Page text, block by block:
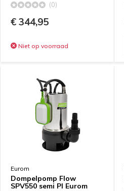
(0)
€ 344,95
Niet op voorraad
Eurom
Dompelpomp Flow
SPV550 semi PI Eurom